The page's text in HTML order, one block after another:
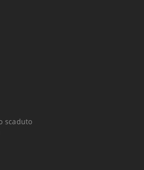
scaduto